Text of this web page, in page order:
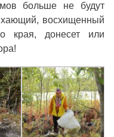
больше не будут
восхищенный
края, донесет или